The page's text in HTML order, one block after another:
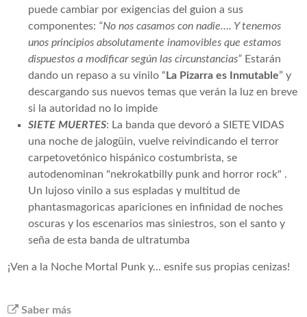
puede cambiar por exigencias del guion a sus
componentes: “No nos casamos con nadie…. Y tenemos
unos principios absolutamente inamovibles que estamos
dispuestos a modificar según las circunstancias” Estarán
dando un repaso a su vinilo “ La Pizarra es Inmutable” y
descargando sus nuevos temas que verán la luz en breve
si la autoridad no lo impide
SIETE MUERTES: La banda que devoró a SIETE VIDAS
una noche de jalogüin, vuelve reivindicando el terror
carpetovetónico hispánico costumbrista, se
autodenominan "nekrokatbilly punk and horror rock" .
Un lujoso vinilo a sus espladas y multitud de
phantasmagoricas apariciones en infinidad de noches
oscuras y los escenarios mas siniestros, son el santo y
seña de esta banda de ultratumba
¡Ven a la Noche Mortal Punk y... esnife sus propias cenizas!
Saber más